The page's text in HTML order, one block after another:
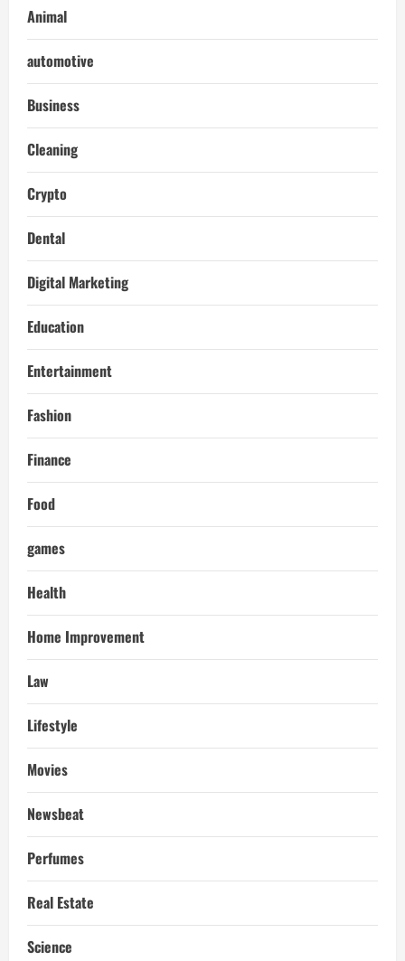
Animal
automotive
Business
Cleaning
Crypto
Dental
Digital Marketing
Education
Entertainment
Fashion
Finance
Food
games
Health
Home Improvement
Law
Lifestyle
Movies
Newsbeat
Perfumes
Real Estate
Science